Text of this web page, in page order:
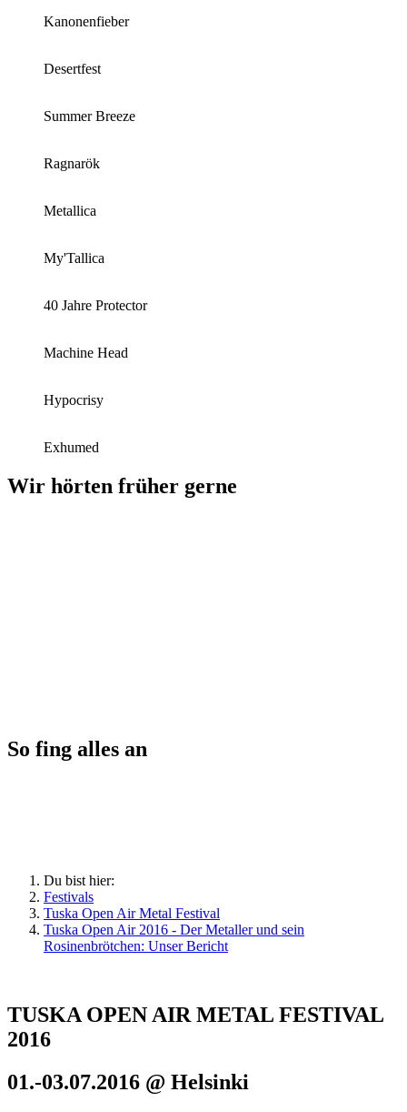
Kanonenfieber
Desertfest
Summer Breeze
Ragnarök
Metallica
My'Tallica
40 Jahre Protector
Machine Head
Hypocrisy
Exhumed
Wir hörten früher gerne
So fing alles an
Du bist hier:
Festivals
Tuska Open Air Metal Festival
Tuska Open Air 2016 - Der Metaller und sein
Rosinenbrötchen: Unser Bericht
TUSKA OPEN AIR METAL FESTIVAL
2016
01.-03.07.2016 @ Helsinki